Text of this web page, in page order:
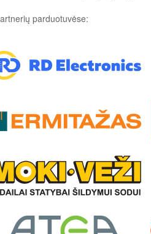
parduotuvėse: